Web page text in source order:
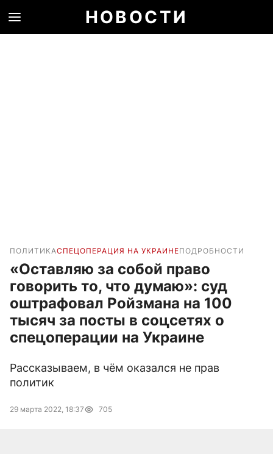
НОВОСТИ
ПОЛИТИКАСПЕЦОПЕРАЦИЯ НА УКРАИНЕПОДРОБНОСТИ
«Оставляю за собой право
говорить то, что думаю»: суд
оштрафовал Ройзмана на 100
тысяч за посты в соцсетях о
спецоперации на Украине
Рассказываем, в чём оказался не прав
политик
29 марта 2022, 18:37 705